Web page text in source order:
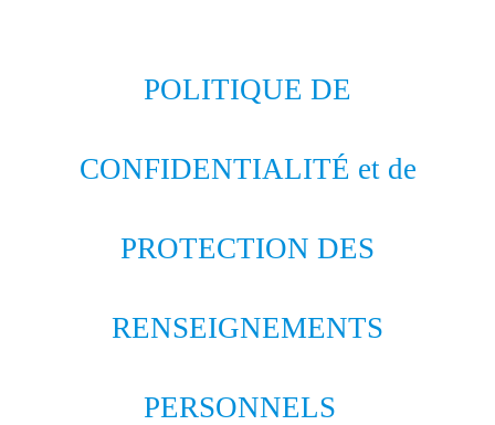
POLITIQUE DE
CONFIDENTIALITÉ et de
PROTECTION DES
RENSEIGNEMENTS
PERSONNELS